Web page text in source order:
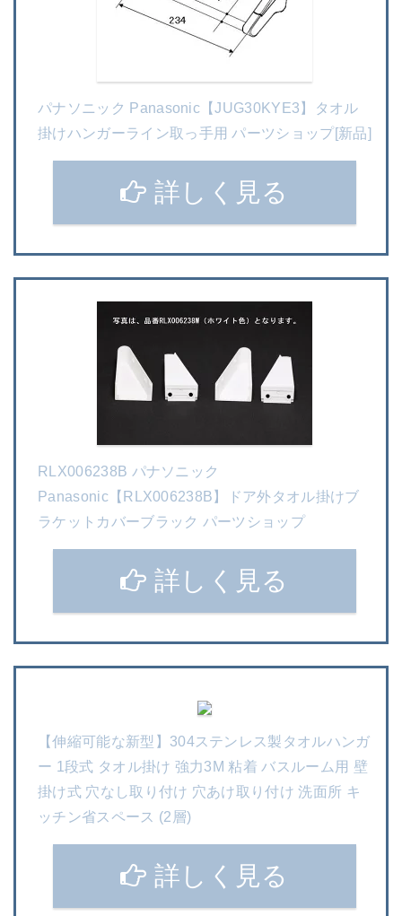
パナソニック Panasonic【JUG30KYE3】タオル
掛けハンガーライン取っ手用 パーツショップ[新品]
詳しく見る
RLX006238B パナソニック
Panasonic【RLX006238B】ドア外タオル掛けブ
ラケットカバーブラック パーツショップ
詳しく見る
【伸縮可能な新型】304ステンレス製タオルハンガ
ー 1段式 タオル掛け 強力3M 粘着 バスルーム用 壁
掛け式 穴なし取り付け 穴あけ取り付け 洗面所 キ
ッチン省スペース (2層)
詳しく見る